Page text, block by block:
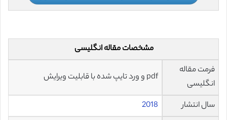
مشخصات مقاله انگلیسی
فرمت مقاله
انگلیسی
pdf و ورد تایپ شده با قابلیت ویرایش
سال انتشار
2018